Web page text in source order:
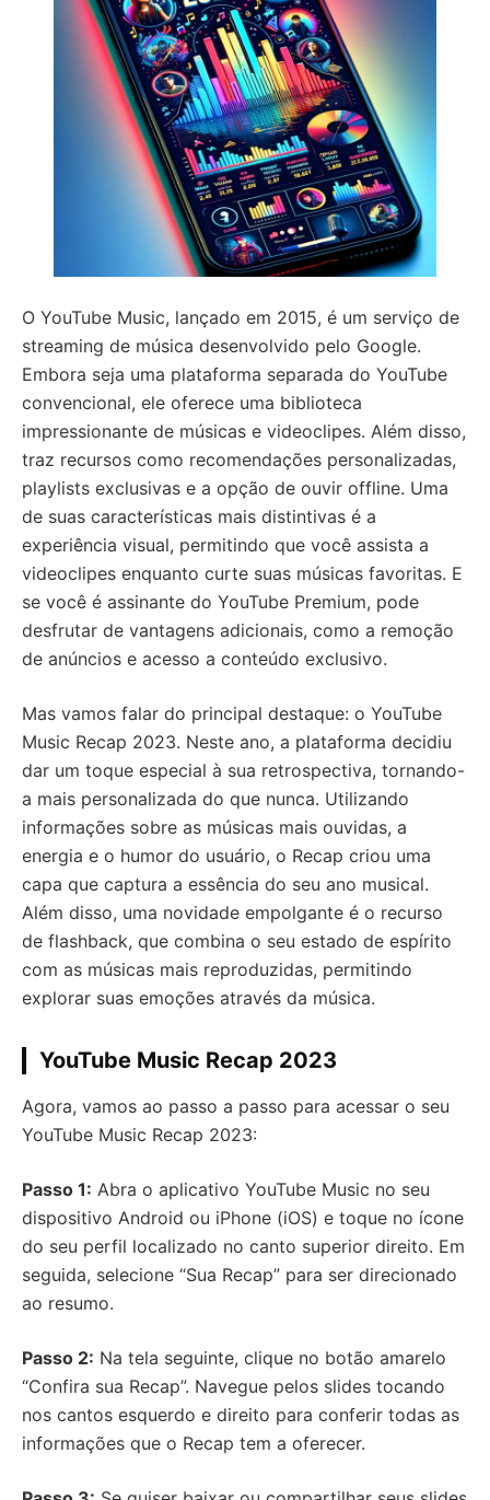
O YouTube Music, lançado em 2015, é um serviço de
streaming de música desenvolvido pelo Google.
Embora seja uma plataforma separada do YouTube
convencional, ele oferece uma biblioteca
impressionante de músicas e videoclipes. Além disso,
traz recursos como recomendações personalizadas,
playlists exclusivas e a opção de ouvir offline. Uma
de suas características mais distintivas é a
experiência visual, permitindo que você assista a
videoclipes enquanto curte suas músicas favoritas. E
se você é assinante do YouTube Premium, pode
desfrutar de vantagens adicionais, como a remoção
de anúncios e acesso a conteúdo exclusivo.
Mas vamos falar do principal destaque: o YouTube
Music Recap 2023. Neste ano, a plataforma decidiu
dar um toque especial à sua retrospectiva, tornando-
a mais personalizada do que nunca. Utilizando
informações sobre as músicas mais ouvidas, a
energia e o humor do usuário, o Recap criou uma
capa que captura a essência do seu ano musical.
Além disso, uma novidade empolgante é o recurso
de flashback, que combina o seu estado de espírito
com as músicas mais reproduzidas, permitindo
explorar suas emoções através da música.
YouTube Music Recap 2023
Agora, vamos ao passo a passo para acessar o seu
YouTube Music Recap 2023:
Passo 1: Abra o aplicativo YouTube Music no seu
dispositivo Android ou iPhone (iOS) e toque no ícone
do seu perfil localizado no canto superior direito. Em
seguida, selecione “Sua Recap” para ser direcionado
ao resumo.
Passo 2: Na tela seguinte, clique no botão amarelo
“Confira sua Recap”. Navegue pelos slides tocando
nos cantos esquerdo e direito para conferir todas as
informações que o Recap tem a oferecer.